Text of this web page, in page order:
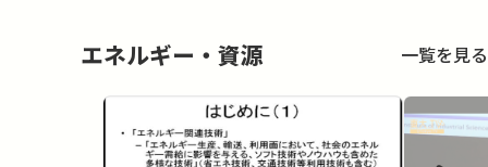
エネルギー・資源 一覧を見る